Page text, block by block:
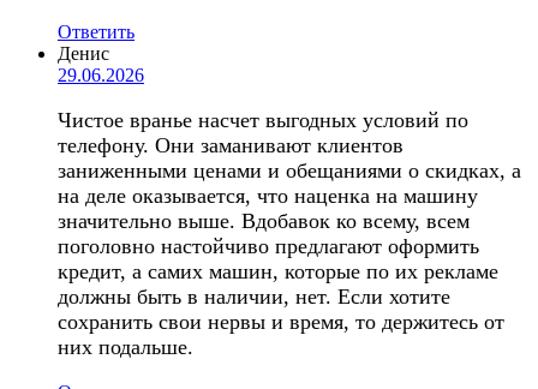
Ответить
Денис
29.06.2026
Чистое вранье насчет выгодных условий по
телефону. Они заманивают клиентов
заниженными ценами и обещаниями о скидках, а
на деле оказывается, что наценка на машину
значительно выше. Вдобавок ко всему, всем
поголовно настойчиво предлагают оформить
кредит, а самих машин, которые по их рекламе
должны быть в наличии, нет. Если хотите
сохранить свои нервы и время, то держитесь от
них подальше.